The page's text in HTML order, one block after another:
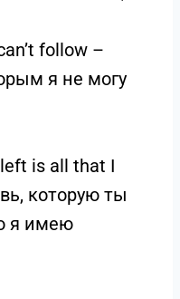
follow –
я не могу
is all that I
которую ты
я имею